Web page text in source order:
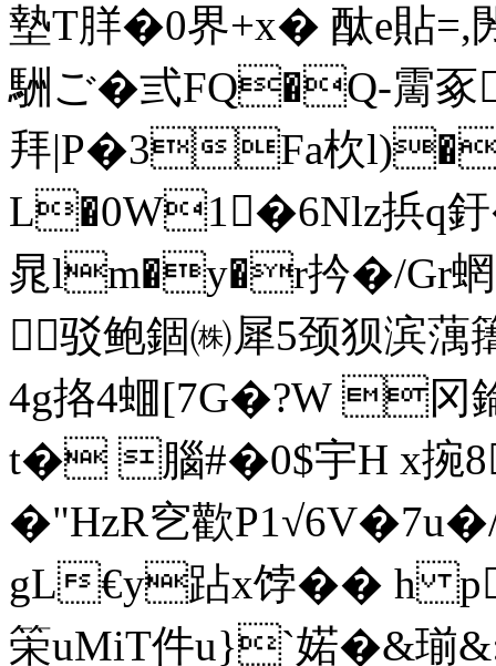
墊T羘�0 界+x� 酞e貼 =,
駲ご�弎FQ�Q-霌豖
拜|P�3Fa杴
L�0W1�6Nlz捠q釪�-
晁lm�y�r扲�/Gr
驳鲍錮㈱犀5颈狈滨蕅
4g挌4蜖[7G�?W 冈
t� 腦#�0$宇H x捥
�"HzR穵歡
gL€y跕x饽�� h
筞uMiT件u}`婼�&瑐